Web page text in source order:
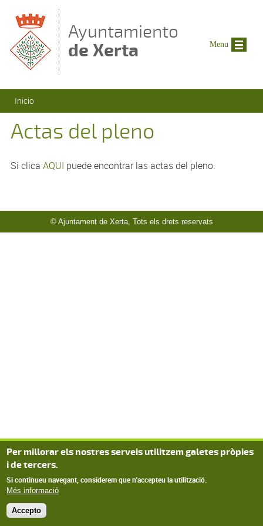
Ayuntamiento
de Xerta
Se encuentra usted aquí
Inicio
Actas del pleno
Si clica AQUI puede encontrar las actas del pleno.
© Ajuntament de Xerta, Tots els drets reservats
Menu
Per millorar els nostres serveis utilitzem galetes pròpies
i de tercers.
Si continueu navegant, considerem que n'accepteu la utilització.
Més informació
Accepto